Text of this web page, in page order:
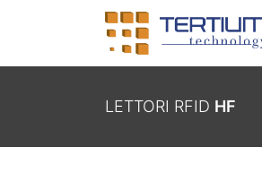
LETTORI RFID HF